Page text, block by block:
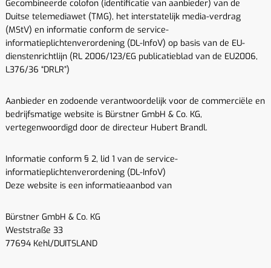
Gecombineerde colofon (identificatie van aanbieder) van de
Duitse telemediawet (TMG), het interstatelijk media-verdrag
(MStV) en informatie conform de service-
informatieplichtenverordening (DL-InfoV) op basis van de EU-
dienstenrichtlijn (RL 2006/123/EG publicatieblad van de EU2006,
L376/36 “DRLR”)
Aanbieder en zodoende verantwoordelijk voor de commerciële en
bedrijfsmatige website is Bürstner GmbH & Co. KG,
vertegenwoordigd door de directeur Hubert Brandl.
Informatie conform § 2, lid 1 van de service-
informatieplichtenverordening (DL-InfoV)
Deze website is een informatieaanbod van
Bürstner GmbH & Co. KG
Weststraße 33
77694 Kehl/DUITSLAND